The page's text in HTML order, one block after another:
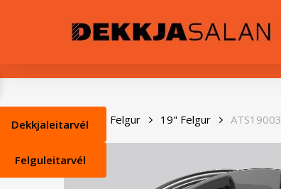
Heim Felgur 19" Felgur ATS19003
Dekkjaleitarvél
Felguleitarvél